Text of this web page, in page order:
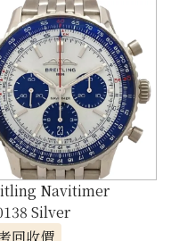
Navitimer
Silver